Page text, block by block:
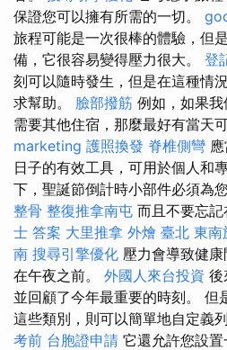
保證您可以擁有所需的一切。
旅程可能是一次很棒的體驗，但
備，它很容易變得壓力很大。 登
刻可以隨時發生，但是在這種情
求幫助。 臉部撥筋 例如，如果
需要其他住宿，那麼最好有當天
marketing 護照換發 脊椎側彎
日子的有效工具，可用於個人和
下，聖誕節倒計時小部件必須為
整骨 整復推拿南屯 而且不要忘
士 答案 大里推拿 外燴 臺北 東南
南 搜尋引擎優化 壓力會導致健
在午夜之前。 外國人來台投資 後
並回顧了今年最重要的時刻。 但
這些類別，則可以簡單地自定義
考前 台胞證申請 它還允許您設